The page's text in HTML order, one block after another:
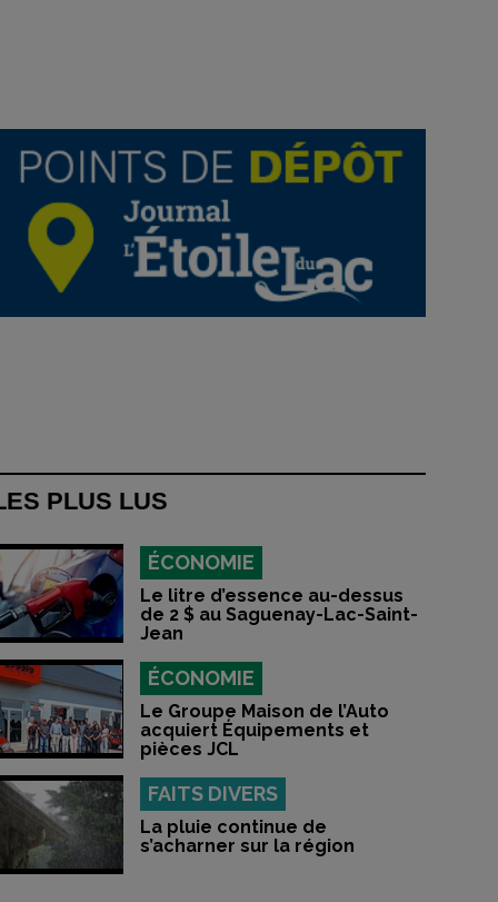
PLUS LUS
ÉCONOMIE
Le litre d’essence au-dessus
de 2 $ au Saguenay-Lac-Saint-
Jean
ÉCONOMIE
Le Groupe Maison de l’Auto
acquiert Équipements et
pièces JCL
FAITS DIVERS
La pluie continue de
s’acharner sur la région